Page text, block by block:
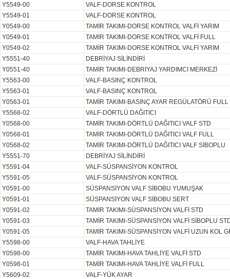
Y5549-00
VALF-DORSE KONTROL
Y5549-01
VALF-DORSE KONTROL
Y0549-00
TAMİR TAKIMI-DORSE KONTROL VALFİ YARIM
Y0549-01
TAMİR TAKIMI-DORSE KONTROL VALFİ FULL
Y0549-02
TAMİR TAKIMI-DORSE KONTROL VALFİ YARIM
Y5551-40
DEBRİYAJ SİLİNDİRİ
Y0551-40
TAMİR TAKIMI-DEBRİYAJ YARDIMCI MERKEZİ
Y5563-00
VALF-BASINÇ KONTROL
Y5563-01
VALF-BASINÇ KONTROL
Y0563-01
TAMİR TAKIMI-BASINÇ AYAR REGÜLATÖRÜ FULL
Y5568-02
VALF-DÖRTLÜ DAĞITICI
Y0568-00
TAMİR TAKIMI-DÖRTLÜ DAĞITICI VALF STD
Y0568-01
TAMİR TAKIMI-DÖRTLÜ DAĞITICI VALF FULL
Y0568-02
TAMİR TAKIMI-DÖRTLÜ DAĞITICI VALF SİBOPLU
Y5551-70
DEBRİYAJ SİLİNDİRİ
Y5591-04
VALF-SÜSPANSİYON KONTROL
Y5591-05
VALF-SÜSPANSİYON KONTROL
Y0591-00
SÜSPANSİYON VALF SİBOBU YUMUŞAK
Y0591-01
SÜSPANSİYON VALF SİBOBU SERT
Y0591-02
TAMİR TAKIMI-SÜSPANSİYON VALFİ STD
Y0591-03
TAMİR TAKIMI-SÜSPANSİYON VALFİ SİBOPLU
Y0591-05
TAMİR TAKIMI-SÜSPANSİYON VALFİ UZUN KOL
Y5598-00
VALF-HAVA TAHLİYE
Y0598-00
TAMİR TAKIMI-HAVA TAHLİYE VALFİ STD
Y0598-01
TAMİR TAKIMI-HAVA TAHLİYE VALFİ FULL
Y5609-02
VALF-YÜK AYAR